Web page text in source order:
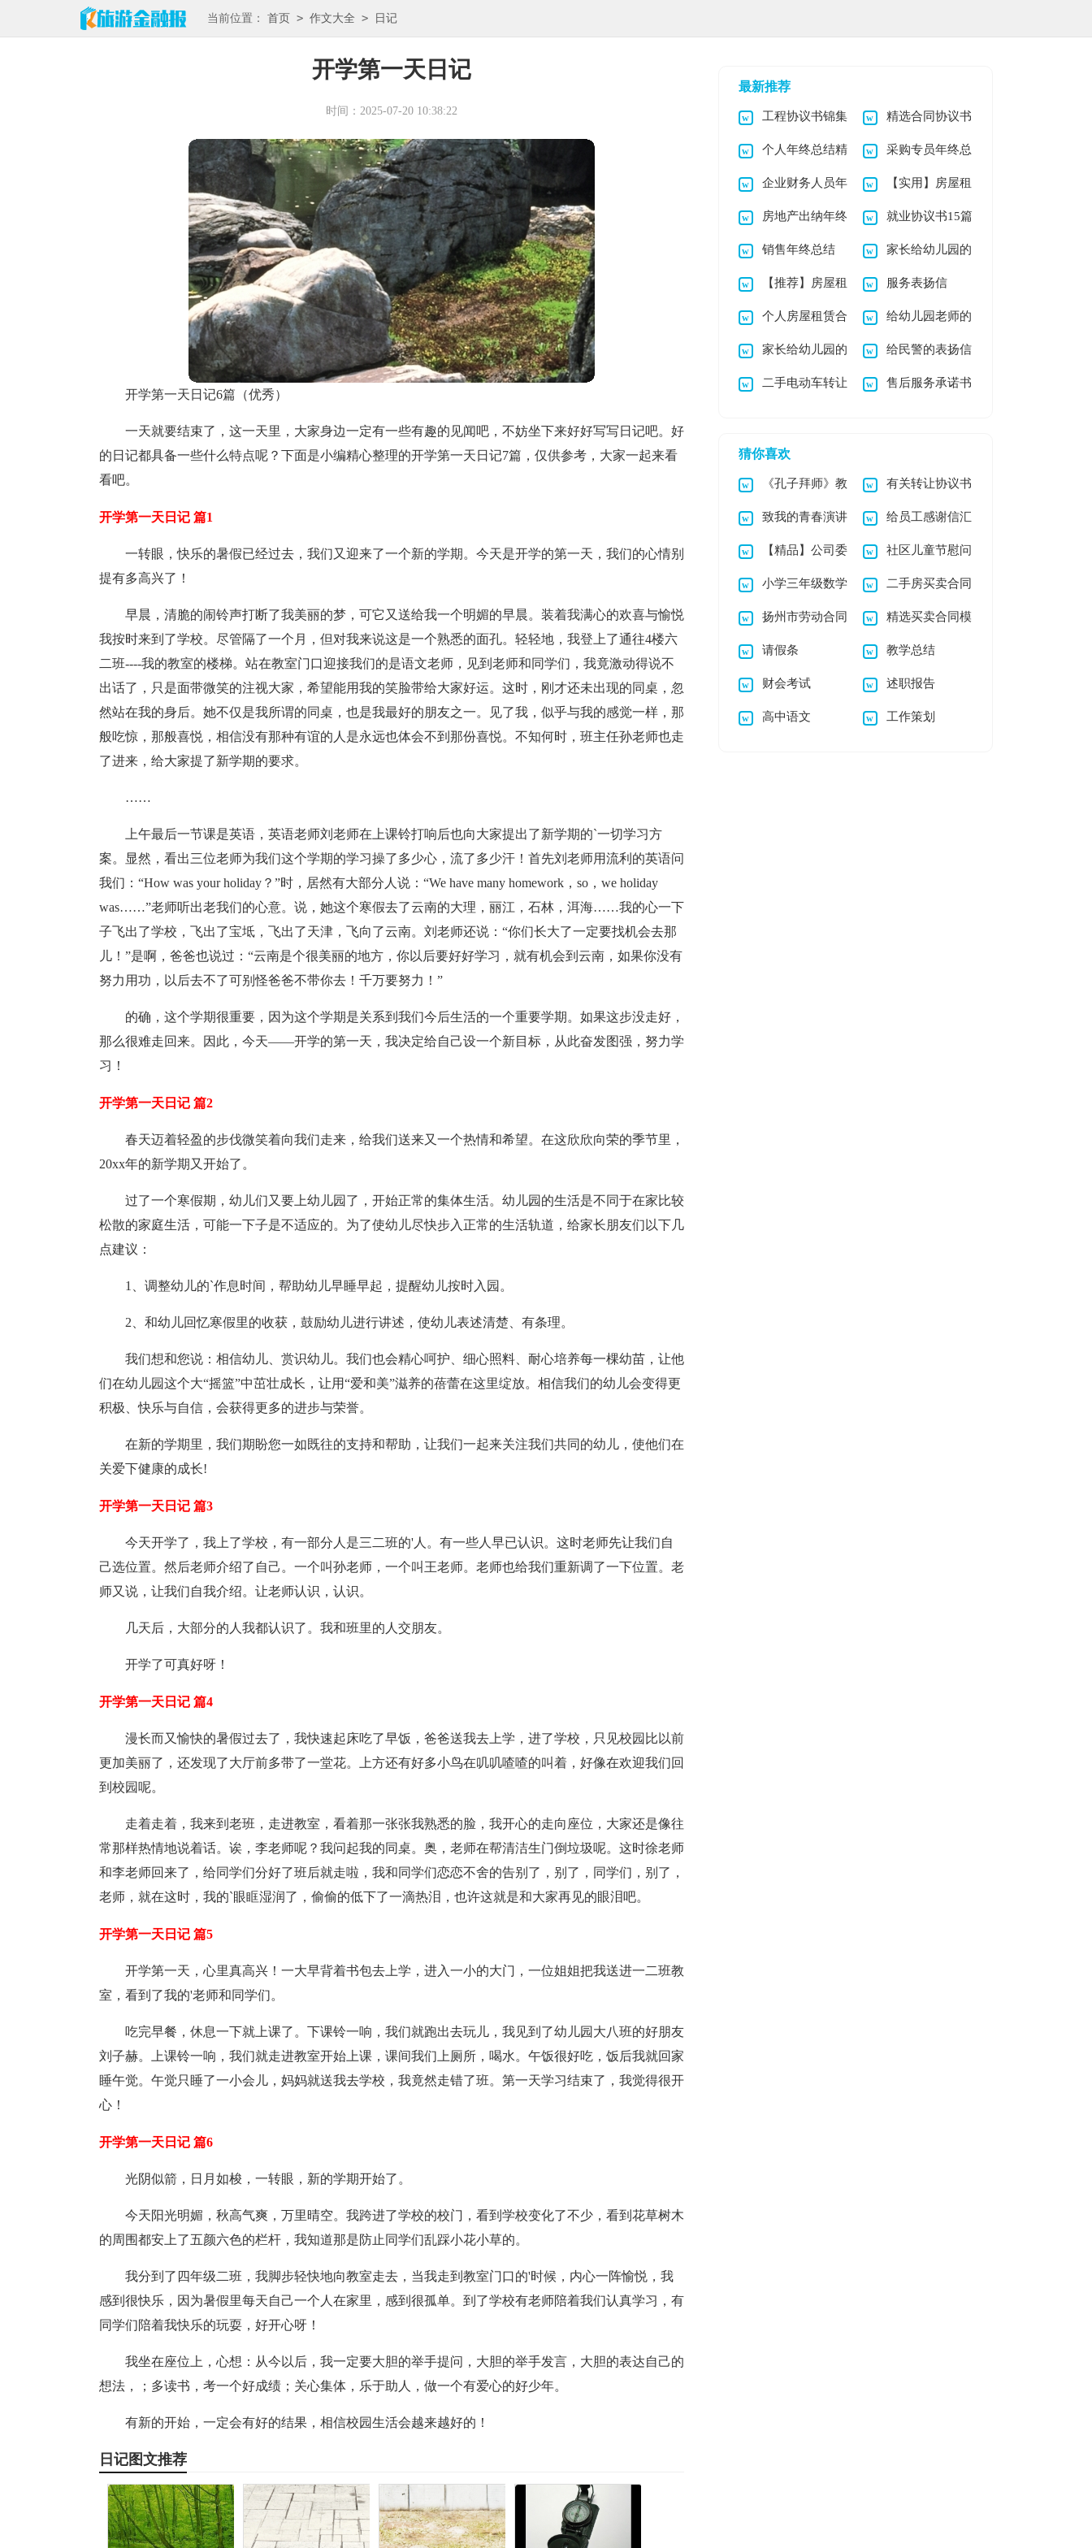
当前位置： 首页 > 作文大全 > 日记
开学第一天日记
时间：2025-07-20 10:38:22
开学第一天日记6篇（优秀）
一天就要结束了，这一天里，大家身边一定有一些有趣的见闻吧，不妨坐下来好好写写日记吧。好
的日记都具备一些什么特点呢？下面是小编精心整理的开学第一天日记7篇，仅供参考，大家一起来看
看吧。
开学第一天日记 篇1
一转眼，快乐的暑假已经过去，我们又迎来了一个新的学期。今天是开学的第一天，我们的心情别
提有多高兴了！
早晨，清脆的闹铃声打断了我美丽的梦，可它又送给我一个明媚的早晨。装着我满心的欢喜与愉悦
我按时来到了学校。尽管隔了一个月，但对我来说这是一个熟悉的面孔。轻轻地，我登上了通往4楼六
二班----我的教室的楼梯。站在教室门口迎接我们的是语文老师，见到老师和同学们，我竟激动得说不
出话了，只是面带微笑的注视大家，希望能用我的笑脸带给大家好运。这时，刚才还未出现的同桌，忽
然站在我的身后。她不仅是我所谓的同桌，也是我最好的朋友之一。见了我，似乎与我的感觉一样，那
般吃惊，那般喜悦，相信没有那种有谊的人是永远也体会不到那份喜悦。不知何时，班主任孙老师也走
了进来，给大家提了新学期的要求。
……
上午最后一节课是英语，英语老师刘老师在上课铃打响后也向大家提出了新学期的`一切学习方
案。显然，看出三位老师为我们这个学期的学习操了多少心，流了多少汗！首先刘老师用流利的英语问
我们：“How was your holiday？”时，居然有大部分人说：“We have many homework，so，we holiday
was……”老师听出老我们的心意。说，她这个寒假去了云南的大理，丽江，石林，洱海……我的心一下
子飞出了学校，飞出了宝坻，飞出了天津，飞向了云南。刘老师还说：“你们长大了一定要找机会去那
儿！”是啊，爸爸也说过：“云南是个很美丽的地方，你以后要好好学习，就有机会到云南，如果你没有
努力用功，以后去不了可别怪爸爸不带你去！千万要努力！”
的确，这个学期很重要，因为这个学期是关系到我们今后生活的一个重要学期。如果这步没走好，
那么很难走回来。因此，今天——开学的第一天，我决定给自己设一个新目标，从此奋发图强，努力学
习！
开学第一天日记 篇2
春天迈着轻盈的步伐微笑着向我们走来，给我们送来又一个热情和希望。在这欣欣向荣的季节里，
20xx年的新学期又开始了。
过了一个寒假期，幼儿们又要上幼儿园了，开始正常的集体生活。幼儿园的生活是不同于在家比较
松散的家庭生活，可能一下子是不适应的。为了使幼儿尽快步入正常的生活轨道，给家长朋友们以下几
点建议：
1、调整幼儿的`作息时间，帮助幼儿早睡早起，提醒幼儿按时入园。
2、和幼儿回忆寒假里的收获，鼓励幼儿进行讲述，使幼儿表述清楚、有条理。
我们想和您说：相信幼儿、赏识幼儿。我们也会精心呵护、细心照料、耐心培养每一棵幼苗，让他
们在幼儿园这个大“摇篮”中茁壮成长，让用“爱和美”滋养的蓓蕾在这里绽放。相信我们的幼儿会变得更
积极、快乐与自信，会获得更多的进步与荣誉。
在新的学期里，我们期盼您一如既往的支持和帮助，让我们一起来关注我们共同的幼儿，使他们在
关爱下健康的成长!
开学第一天日记 篇3
今天开学了，我上了学校，有一部分人是三二班的'人。有一些人早已认识。这时老师先让我们自
己选位置。然后老师介绍了自己。一个叫孙老师，一个叫王老师。老师也给我们重新调了一下位置。老
师又说，让我们自我介绍。让老师认识，认识。
几天后，大部分的人我都认识了。我和班里的人交朋友。
开学了可真好呀！
开学第一天日记 篇4
漫长而又愉快的暑假过去了，我快速起床吃了早饭，爸爸送我去上学，进了学校，只见校园比以前
更加美丽了，还发现了大厅前多带了一堂花。上方还有好多小鸟在叽叽喳喳的叫着，好像在欢迎我们回
到校园呢。
走着走着，我来到老班，走进教室，看着那一张张我熟悉的脸，我开心的走向座位，大家还是像往
常那样热情地说着话。诶，李老师呢？我问起我的同桌。奥，老师在帮清洁生门倒垃圾呢。这时徐老师
和李老师回来了，给同学们分好了班后就走啦，我和同学们恋恋不舍的告别了，别了，同学们，别了，
老师，就在这时，我的`眼眶湿润了，偷偷的低下了一滴热泪，也许这就是和大家再见的眼泪吧。
开学第一天日记 篇5
开学第一天，心里真高兴！一大早背着书包去上学，进入一小的大门，一位姐姐把我送进一二班教
室，看到了我的'老师和同学们。
吃完早餐，休息一下就上课了。下课铃一响，我们就跑出去玩儿，我见到了幼儿园大八班的好朋友
刘子赫。上课铃一响，我们就走进教室开始上课，课间我们上厕所，喝水。午饭很好吃，饭后我就回家
睡午觉。午觉只睡了一小会儿，妈妈就送我去学校，我竟然走错了班。第一天学习结束了，我觉得很开
心！
开学第一天日记 篇6
光阴似箭，日月如梭，一转眼，新的学期开始了。
今天阳光明媚，秋高气爽，万里晴空。我跨进了学校的校门，看到学校变化了不少，看到花草树木
的周围都安上了五颜六色的栏杆，我知道那是防止同学们乱踩小花小草的。
我分到了四年级二班，我脚步轻快地向教室走去，当我走到教室门口的'时候，内心一阵愉悦，我
感到很快乐，因为暑假里每天自己一个人在家里，感到很孤单。到了学校有老师陪着我们认真学习，有
同学们陪着我快乐的玩耍，好开心呀！
我坐在座位上，心想：从今以后，我一定要大胆的举手提问，大胆的举手发言，大胆的表达自己的
想法，；多读书，考一个好成绩；关心集体，乐于助人，做一个有爱心的好少年。
有新的开始，一定会有好的结果，相信校园生活会越来越好的！
日记图文推荐
最新推荐
工程协议书锦集
9篇
精选合同协议书
集锦五篇
个人年终总结精
选15篇
采购专员年终总
结
企业财务人员年
终总结
【实用】房屋租
赁合同模板集合9篇
房地产出纳年终
总结
就业协议书15篇
销售年终总结
(合集15篇)
家长给幼儿园的
表扬信范文集锦5篇
【推荐】房屋租
赁合同模板汇编五篇
服务表扬信
个人房屋租赁合
同范本15篇
给幼儿园老师的
表扬信范文合集七篇
家长给幼儿园的
表扬信范文集锦八篇
给民警的表扬信
14篇
二手电动车转让 售后服务承诺书
猜你喜欢
《孔子拜师》教
学设计15篇
有关转让协议书
集锦7篇
致我的青春演讲
稿
给员工感谢信汇
总6篇
【精品】公司委
托书范文集锦十篇
社区儿童节慰问
信汇总七篇
小学三年级数学
趣味故事
二手房买卖合同
扬州市劳动合同 精选买卖合同模
板集合六篇
请假条 教学总结
财会考试 述职报告
高中语文 工作策划